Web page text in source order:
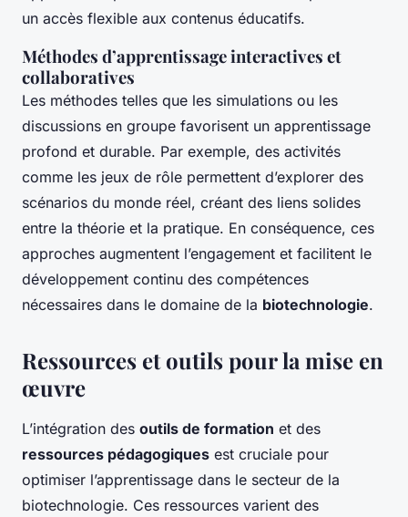
un accès flexible aux contenus éducatifs.
Méthodes d’apprentissage interactives et
collaboratives
Les méthodes telles que les simulations ou les
discussions en groupe favorisent un apprentissage
profond et durable. Par exemple, des activités
comme les jeux de rôle permettent d’explorer des
scénarios du monde réel, créant des liens solides
entre la théorie et la pratique. En conséquence, ces
approches augmentent l’engagement et facilitent le
développement continu des compétences
nécessaires dans le domaine de la biotechnologie.
Ressources et outils pour la mise en
œuvre
L’intégration des outils de formation et des
ressources pédagogiques est cruciale pour
optimiser l’apprentissage dans le secteur de la
biotechnologie. Ces ressources varient des